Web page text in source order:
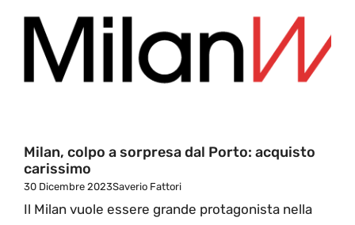
Milan, colpo a sorpresa dal Porto: acquisto
carissimo
30 Dicembre 2023Saverio Fattori
Il Milan vuole essere grande protagonista nella